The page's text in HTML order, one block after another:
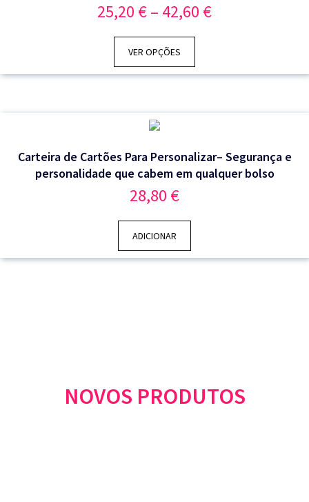
25,20 €– 42,60 €Price
VER OPÇÕES
Carteira de Cartões Para Personalizar– Segurança e
personalidade que cabem em qualquer bolso
28,80 €
ADICIONAR
NOVOS PRODUTOS